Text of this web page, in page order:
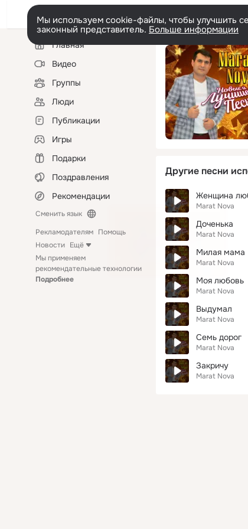
Мы используем cookie-файлы, чтобы улучшить
законный представитель. Больше информации
Левая
колонкаГлавная
Видео
Группы
Люди
Публикации
Игры
Подарки
Поздравления
Рекомендации
Сменить язык
Рекламодателям Помощь
Новости Ещё
Мы применяем
рекомендательные технологии
Подробнее
Другие песни
Женщина
Marat Nova
Доченька
Marat Nova
Милая мама
Marat Nova
Моя любовь
Marat Nova
Выдумал
Marat Nova
Семь дорог
Marat Nova
Закричу
Marat Nova